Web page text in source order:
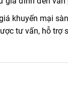
khuyến mại
tư vấn, hỗ trợ